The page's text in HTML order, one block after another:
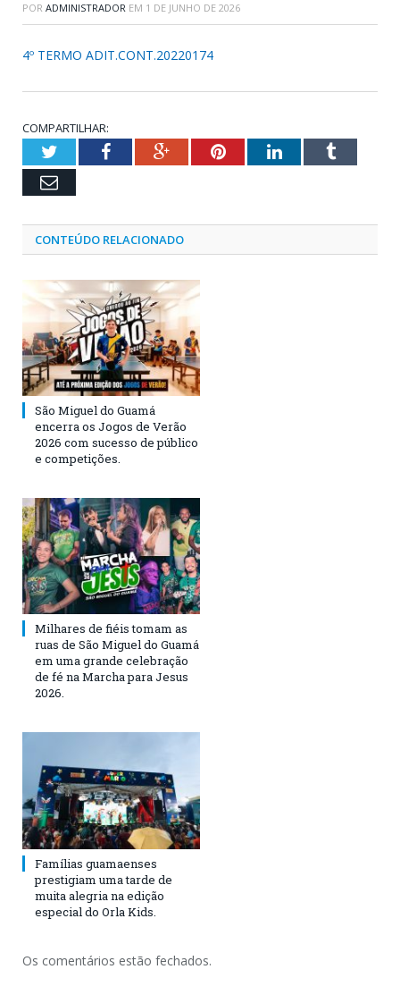
POR ADMINISTRADOR EM 1 DE JUNHO DE 2026
4º TERMO ADIT.CONT.20220174
COMPARTILHAR:
TwitterFacebookGoogle+PinterestLinkedInTumblr
Email
CONTEÚDO RELACIONADO
São Miguel do Guamá
encerra os Jogos de Verão
2026 com sucesso de público
e competições.
Milhares de fiéis tomam as
ruas de São Miguel do Guamá
em uma grande celebração
de fé na Marcha para Jesus
2026.
Famílias guamaenses
prestigiam uma tarde de
muita alegria na edição
especial do Orla Kids.
Os comentários estão fechados.